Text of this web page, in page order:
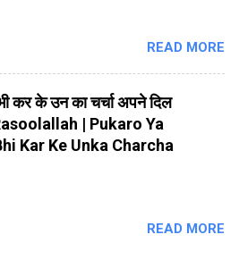
READ MORE
कर के उन का चर्चा अपने दिल
| Pukaro Ya
Kar Ke Unka Charcha
READ MORE